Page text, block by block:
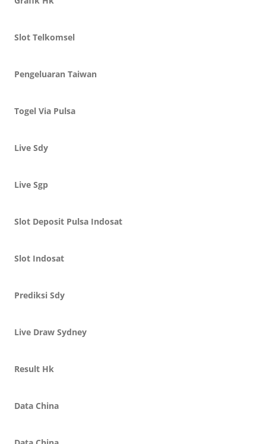
Slot Telkomsel
Pengeluaran Taiwan
Togel Via Pulsa
Live Sdy
Live Sgp
Slot Deposit Pulsa Indosat
Slot Indosat
Prediksi Sdy
Live Draw Sydney
Result Hk
Data China